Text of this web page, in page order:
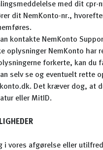
med dit cpr-
dit NemKonto-nr.,
kontakte NemKonto
oplysninger NemKonto har
forkerte, kan du
selv se og eventuelt rette
Det kræver dog, at
eller MitID.
i vores afgørelse eller